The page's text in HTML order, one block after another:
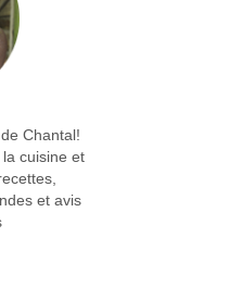
Chantal!
cuisine et
et avis